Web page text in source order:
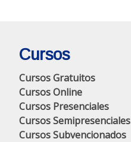
Cursos
Cursos Gratuitos
Cursos Online
Cursos Presenciales
Cursos Semipresenciales
Cursos Subvencionados